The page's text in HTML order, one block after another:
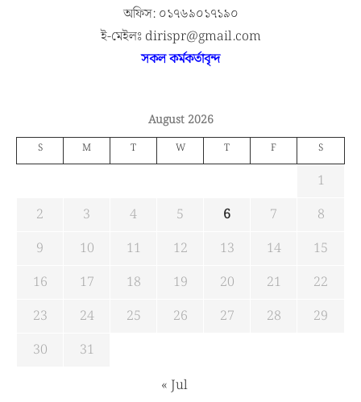
অফিস: ০১৭৬৯০১৭১৯০
ই-মেইলঃ dirispr@gmail.com
সকল কর্মকর্তাবৃন্দ
August 2026
S M T W T F S
1
2
3 4 5 6 7
8
9
10 11 12 13 14
15
16
17 18 19 20 21
22
23
24 25 26 27 28
29
30
31
« Jul